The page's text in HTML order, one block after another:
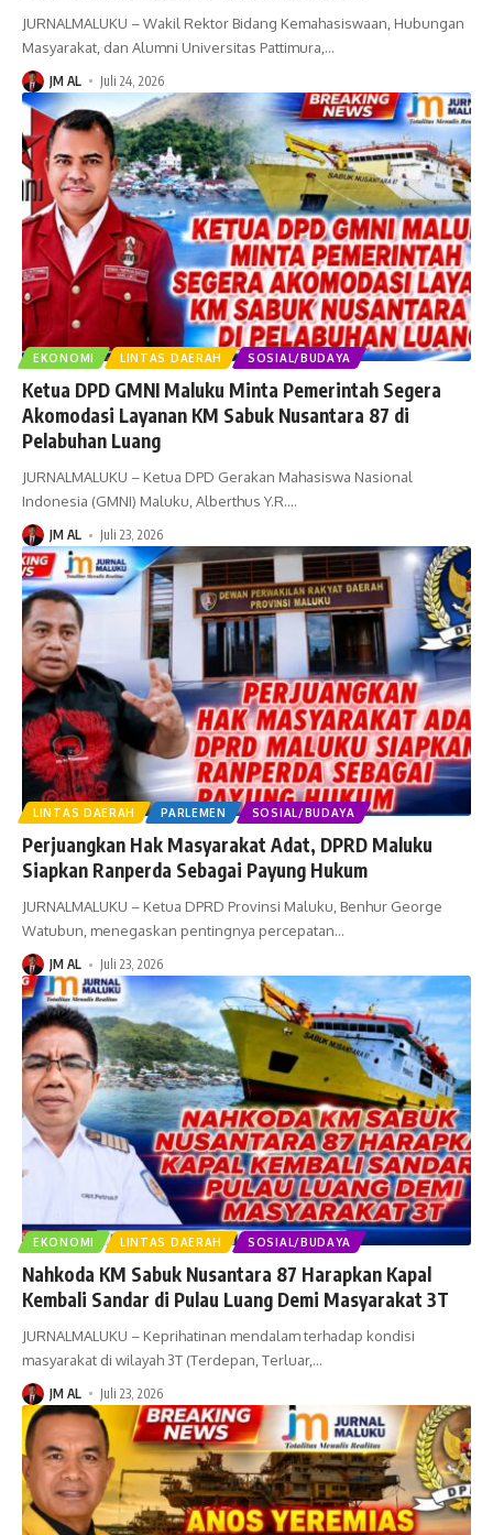
JURNALMALUKU – Wakil Rektor Bidang Kemahasiswaan, Hubungan
Masyarakat, dan Alumni Universitas Pattimura, …
JM AL Juli 24, 2026
EKONOMI LINTAS DAERAH SOSIAL/BUDAYA
Ketua DPD GMNI Maluku Minta Pemerintah Segera
Akomodasi Layanan KM Sabuk Nusantara 87 di
Pelabuhan Luang
JURNALMALUKU – Ketua DPD Gerakan Mahasiswa Nasional
Indonesia (GMNI) Maluku, Alberthus Y.R.…
JM AL Juli 23, 2026
LINTAS DAERAH PARLEMEN SOSIAL/BUDAYA
Perjuangkan Hak Masyarakat Adat, DPRD Maluku
Siapkan Ranperda Sebagai Payung Hukum
JURNALMALUKU – Ketua DPRD Provinsi Maluku, Benhur George
Watubun, menegaskan pentingnya percepatan…
JM AL Juli 23, 2026
EKONOMI LINTAS DAERAH SOSIAL/BUDAYA
Nahkoda KM Sabuk Nusantara 87 Harapkan Kapal
Kembali Sandar di Pulau Luang Demi Masyarakat 3T
JURNALMALUKU – Keprihatinan mendalam terhadap kondisi
masyarakat di wilayah 3T (Terdepan, Terluar,…
JM AL Juli 23, 2026